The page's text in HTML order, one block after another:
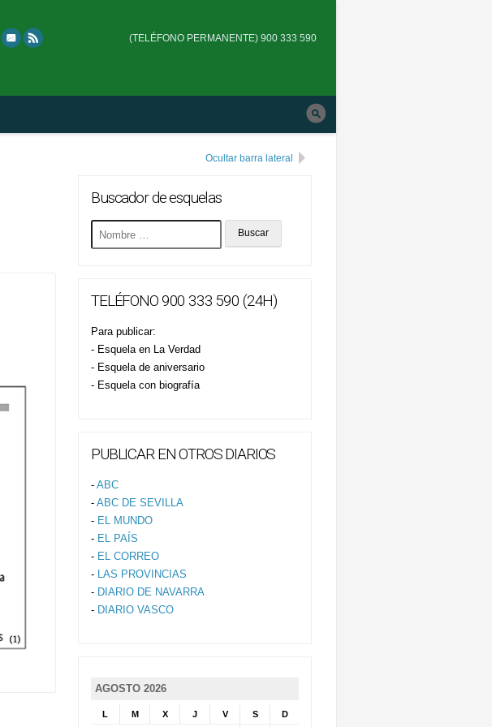
to
top
main
(TELÉFONO PERMANENTE) 900 333 590
Ocultar barra lateral
Buscador de esquelas
Buscar
esquela
TELÉFONO 900 333 590 (24H)
Para publicar:
- Esquela en La Verdad
- Esquela de aniversario
- Esquela con biografía
PUBLICAR EN OTROS DIARIOS
- ABC
- ABC DE SEVILLA
- EL MUNDO
- EL PAÍS
- EL CORREO
- LAS PROVINCIAS
- DIARIO DE NAVARRA
- DIARIO VASCO
AGOSTO 2026
L M X J V S D